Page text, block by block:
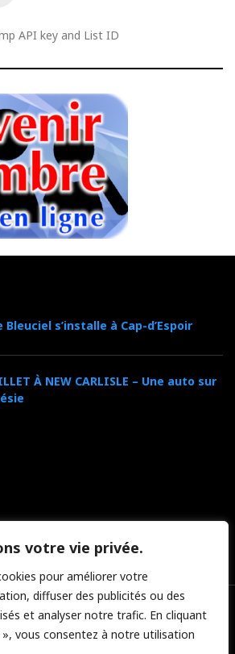
votre vie privée.
pour améliorer votre
diffuser des publicités ou des
et analyser notre trafic. En cliquant
vous consentez à notre utilisation
API key and List ID
s’installe à Cap-d’Espoir
À NEW CARLISLE – Une auto sur